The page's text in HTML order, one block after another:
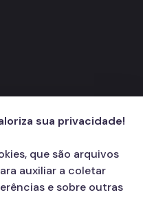
sua privacidade!
que são arquivos
auxiliar a coletar
e sobre outras